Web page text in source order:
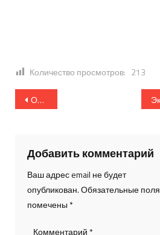
Количество просмотров: 213
Навигация
записям
Открытие выставочного проекта «Десять строк. Автор всем известен».
Добавить комментарий
Ваш адрес email не будет
опубликован.Обязательные поля
помечены *
Комментарий *